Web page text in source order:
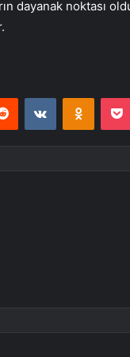
dayanak noktası
Reddit VKontakte